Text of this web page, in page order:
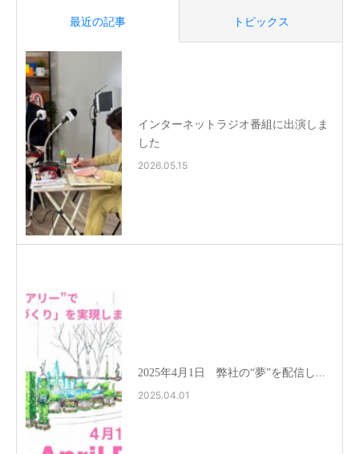
最近の記事 トピックス
インターネットラジオ番組に出演しま
した
2026.05.15
2025年4月1日 弊社の“夢”を配信し...
2025.04.01